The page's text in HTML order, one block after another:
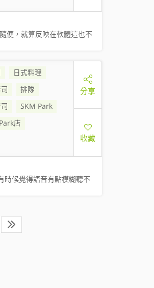
便，就算反映在軟體這也不
日式料理
排隊
SKM Park
店
分享
收藏
時候覺得語音有點模糊聽不